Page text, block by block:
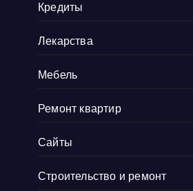
Кредиты
Лекарства
Мебель
Ремонт квартир
Сайты
Строительство и ремонт